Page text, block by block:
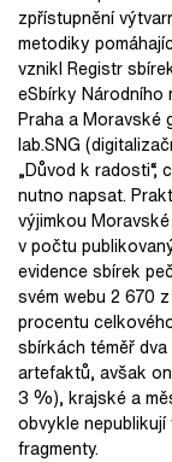
zpřístupnění
metodiky
vznikl Registr
eSbírky Národního
Praha a Moravské
lab.SNG
„Důvod k radosti“,
nutno napsat.
výjimkou
v počtu
evidence sbírek
svém webu 2 670
procentu
sbírkách téměř
artefaktů, avšak
3 %), krajské a
obvykle
fragmenty.